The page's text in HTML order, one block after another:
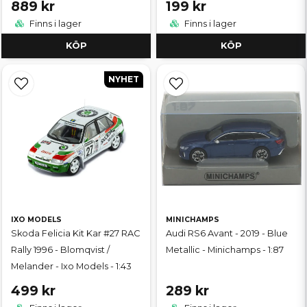
889 kr
Finns i lager
KÖP
199 kr
Finns i lager
KÖP
IXO MODELS
Skoda Felicia Kit Kar #27 RAC
Rally 1996 - Blomqvist /
Melander - Ixo Models - 1:43
499 kr
NYHET
MINICHAMPS
Audi RS6 Avant - 2019 - Blue
Metallic - Minichamps - 1:87
289 kr